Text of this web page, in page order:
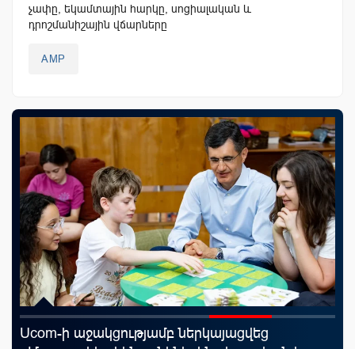
չափը, եկամտային հարկը, սոցիալական և
դրոշմանիշային վճարները
AMP
Ucom-ի աջակցությամբ ներկայացվեց